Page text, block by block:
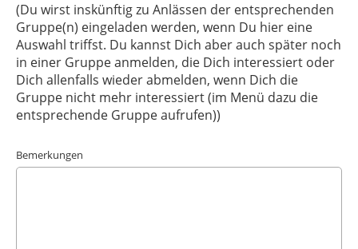
(Du wirst inskünftig zu Anlässen der entsprechenden
Gruppe(n) eingeladen werden, wenn Du hier eine
Auswahl triffst. Du kannst Dich aber auch später noch
in einer Gruppe anmelden, die Dich interessiert oder
Dich allenfalls wieder abmelden, wenn Dich die
Gruppe nicht mehr interessiert (im Menü dazu die
entsprechende Gruppe aufrufen))
Bemerkungen